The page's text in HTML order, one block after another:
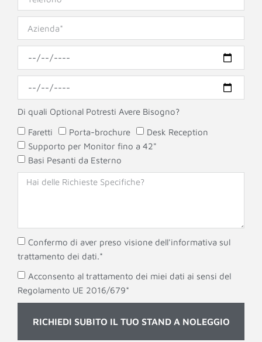
Di quali Optional Potresti Avere Bisogno?
Faretti Porta-brochure
Desk Reception
Supporto per Monitor fino a 42"
Basi Pesanti da Esterno
Confermo di aver preso visione dell'informativa sul
trattamento dei dati.*
Acconsento al trattamento dei miei dati ai sensi del
Regolamento UE 2016/679*
RICHIEDI SUBITO IL TUO STAND A NOLEGGIO